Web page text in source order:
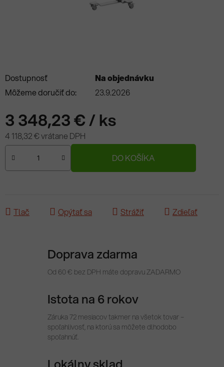
Dostupnosť
Na objednávku
Môžeme doručiť do:
23.9.2026
3 348,23 €/ ks
4 118,32 € vrátane DPH
DO KOŠÍKA
Tlač Opýtať sa Strážiť Zdieľať
Doprava zdarma
Od 60 € bez DPH máte dopravu ZADARMO
Istota na 6 rokov
Záruka 72 mesiacov takmer na všetok tovar –
spoľahlivosť, na ktorú sa môžete dlhodobo
spoľahnúť.